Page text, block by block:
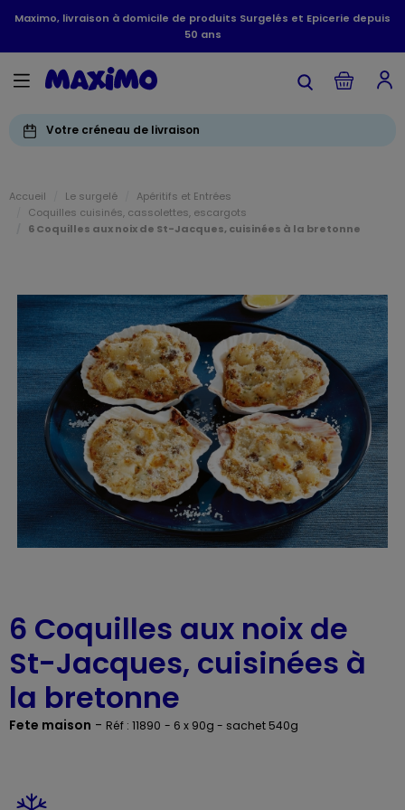
Maximo, livraison à domicile de produits Surgelés et Epicerie depuis
50 ans
Votre créneau de livraison
Accueil Le surgelé
Apéritifs et Entrées
Coquilles cuisinés, cassolettes, escargots
6 Coquilles aux noix de St-Jacques, cuisinées à la bretonne
6 Coquilles aux noix de
St-Jacques, cuisinées à
la bretonne
Fete maison - Réf : 11890 - 6 x 90g - sachet 540g